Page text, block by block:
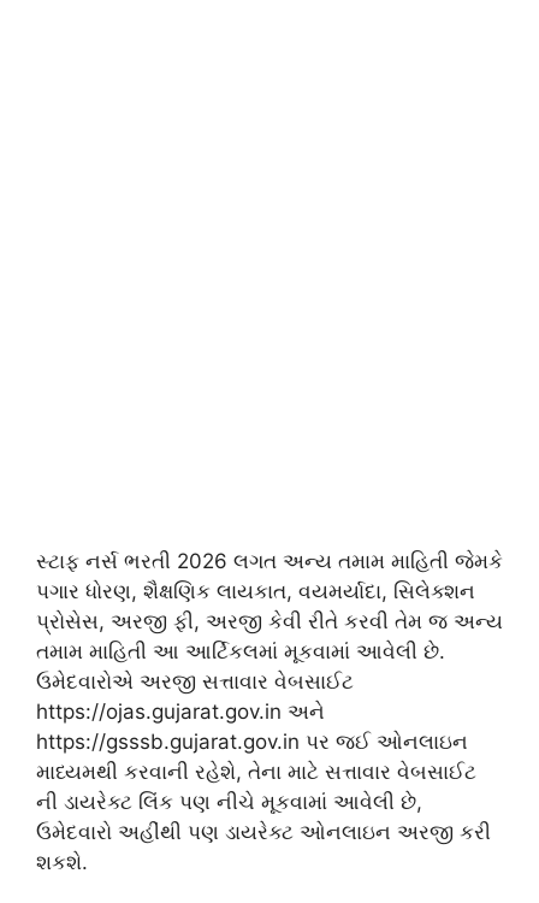
સ્ટાફ નર્સ ભરતી 2026 લગત અન્ય તમામ માહિતી જેમકે
પગાર ધોરણ, શૈક્ષણિક લાયકાત, વયમર્યાદા, સિલેક્શન
પ્રોસેસ, અરજી ફી, અરજી કેવી રીતે કરવી તેમ જ અન્ય
તમામ માહિતી આ આર્ટિકલમાં મૂકવામાં આવેલી છે.
ઉમેદવારોએ અરજી સત્તાવાર વેબસાઈટ
https://ojas.gujarat.gov.in અને
https://gsssb.gujarat.gov.in પર જઈ ઓનલાઇન
માધ્યમથી કરવાની રહેશે, તેના માટે સત્તાવાર વેબસાઈટ
ની ડાયરેક્ટ લિંક પણ નીચે મૂકવામાં આવેલી છે,
ઉમેદવારો અહીંથી પણ ડાયરેક્ટ ઓનલાઇન અરજી કરી
શકશે.